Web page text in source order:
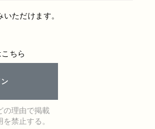
ただけます。
ちら
の理由で掲載
禁止する。